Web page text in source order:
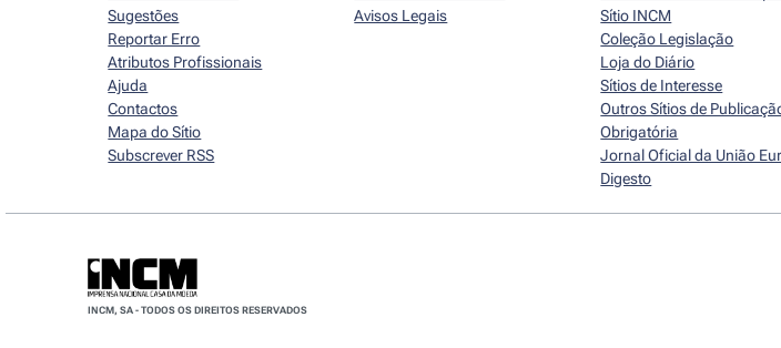
Sugestões
Reportar Erro
Atributos Profissionais
Ajuda
Contactos
Mapa do Sítio
Subscrever RSS
Avisos Legais
Sítio INCM
Coleção Legislação
Loja do Diário
Sítios de Interesse
Outros Sítios de
Obrigatória
Jornal Oficial da União
Digesto
INCM, SA - TODOS OS DIREITOS RESERVADOS